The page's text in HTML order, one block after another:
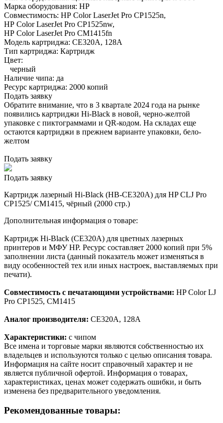
Марка оборудования: HP
Совместимость: HP Color LaserJet Pro CP1525n,
HP Color LaserJet Pro CP1525nw,
HP Color LaserJet Pro CM1415fn
Модель картриджа: CE320A, 128A
Тип картриджа: Картридж
Цвет:
черный
Наличие чипа: да
Ресурс картриджа: 2000 копий
Подать заявку
Обратите внимание, что в 3 квартале 2024 года на рынке
появились картриджи Hi-Black в новой, черно-желтой
упаковке с пиктограммами и QR-кодом. На складах еще
остаются картриджи в прежнем варианте упаковки, бело-
желтом
Подать заявку
Подать заявку
Картридж лазерный Hi-Black (HB-CE320A) для HP CLJ Pro
CP1525/ CM1415, чёрный (2000 стр.)
Дополнительная информация о товаре:
Картридж Hi-Black (CE320A) для цветных лазерных
принтеров и МФУ HP. Ресурс составляет 2000 копий при 5%
заполнении листа (данный показатель может изменяться в
виду особенностей тех или иных настроек, выставляемых при
печати).
Совместимость с печатающими устройствами: HP Color LJ
Pro CP1525, CM1415
Аналог производителя: CE320A, 128A
Характеристики: с чипом
Все имена и торговые марки являются собственностью их
владельцев и используются только с целью описания товара.
Информация на сайте носит справочный характер и не
является публичной офертой. Информация о товарах,
характеристиках, ценах может содержать ошибки, и быть
изменена без предварительного уведомления.
Рекомендованные товары: